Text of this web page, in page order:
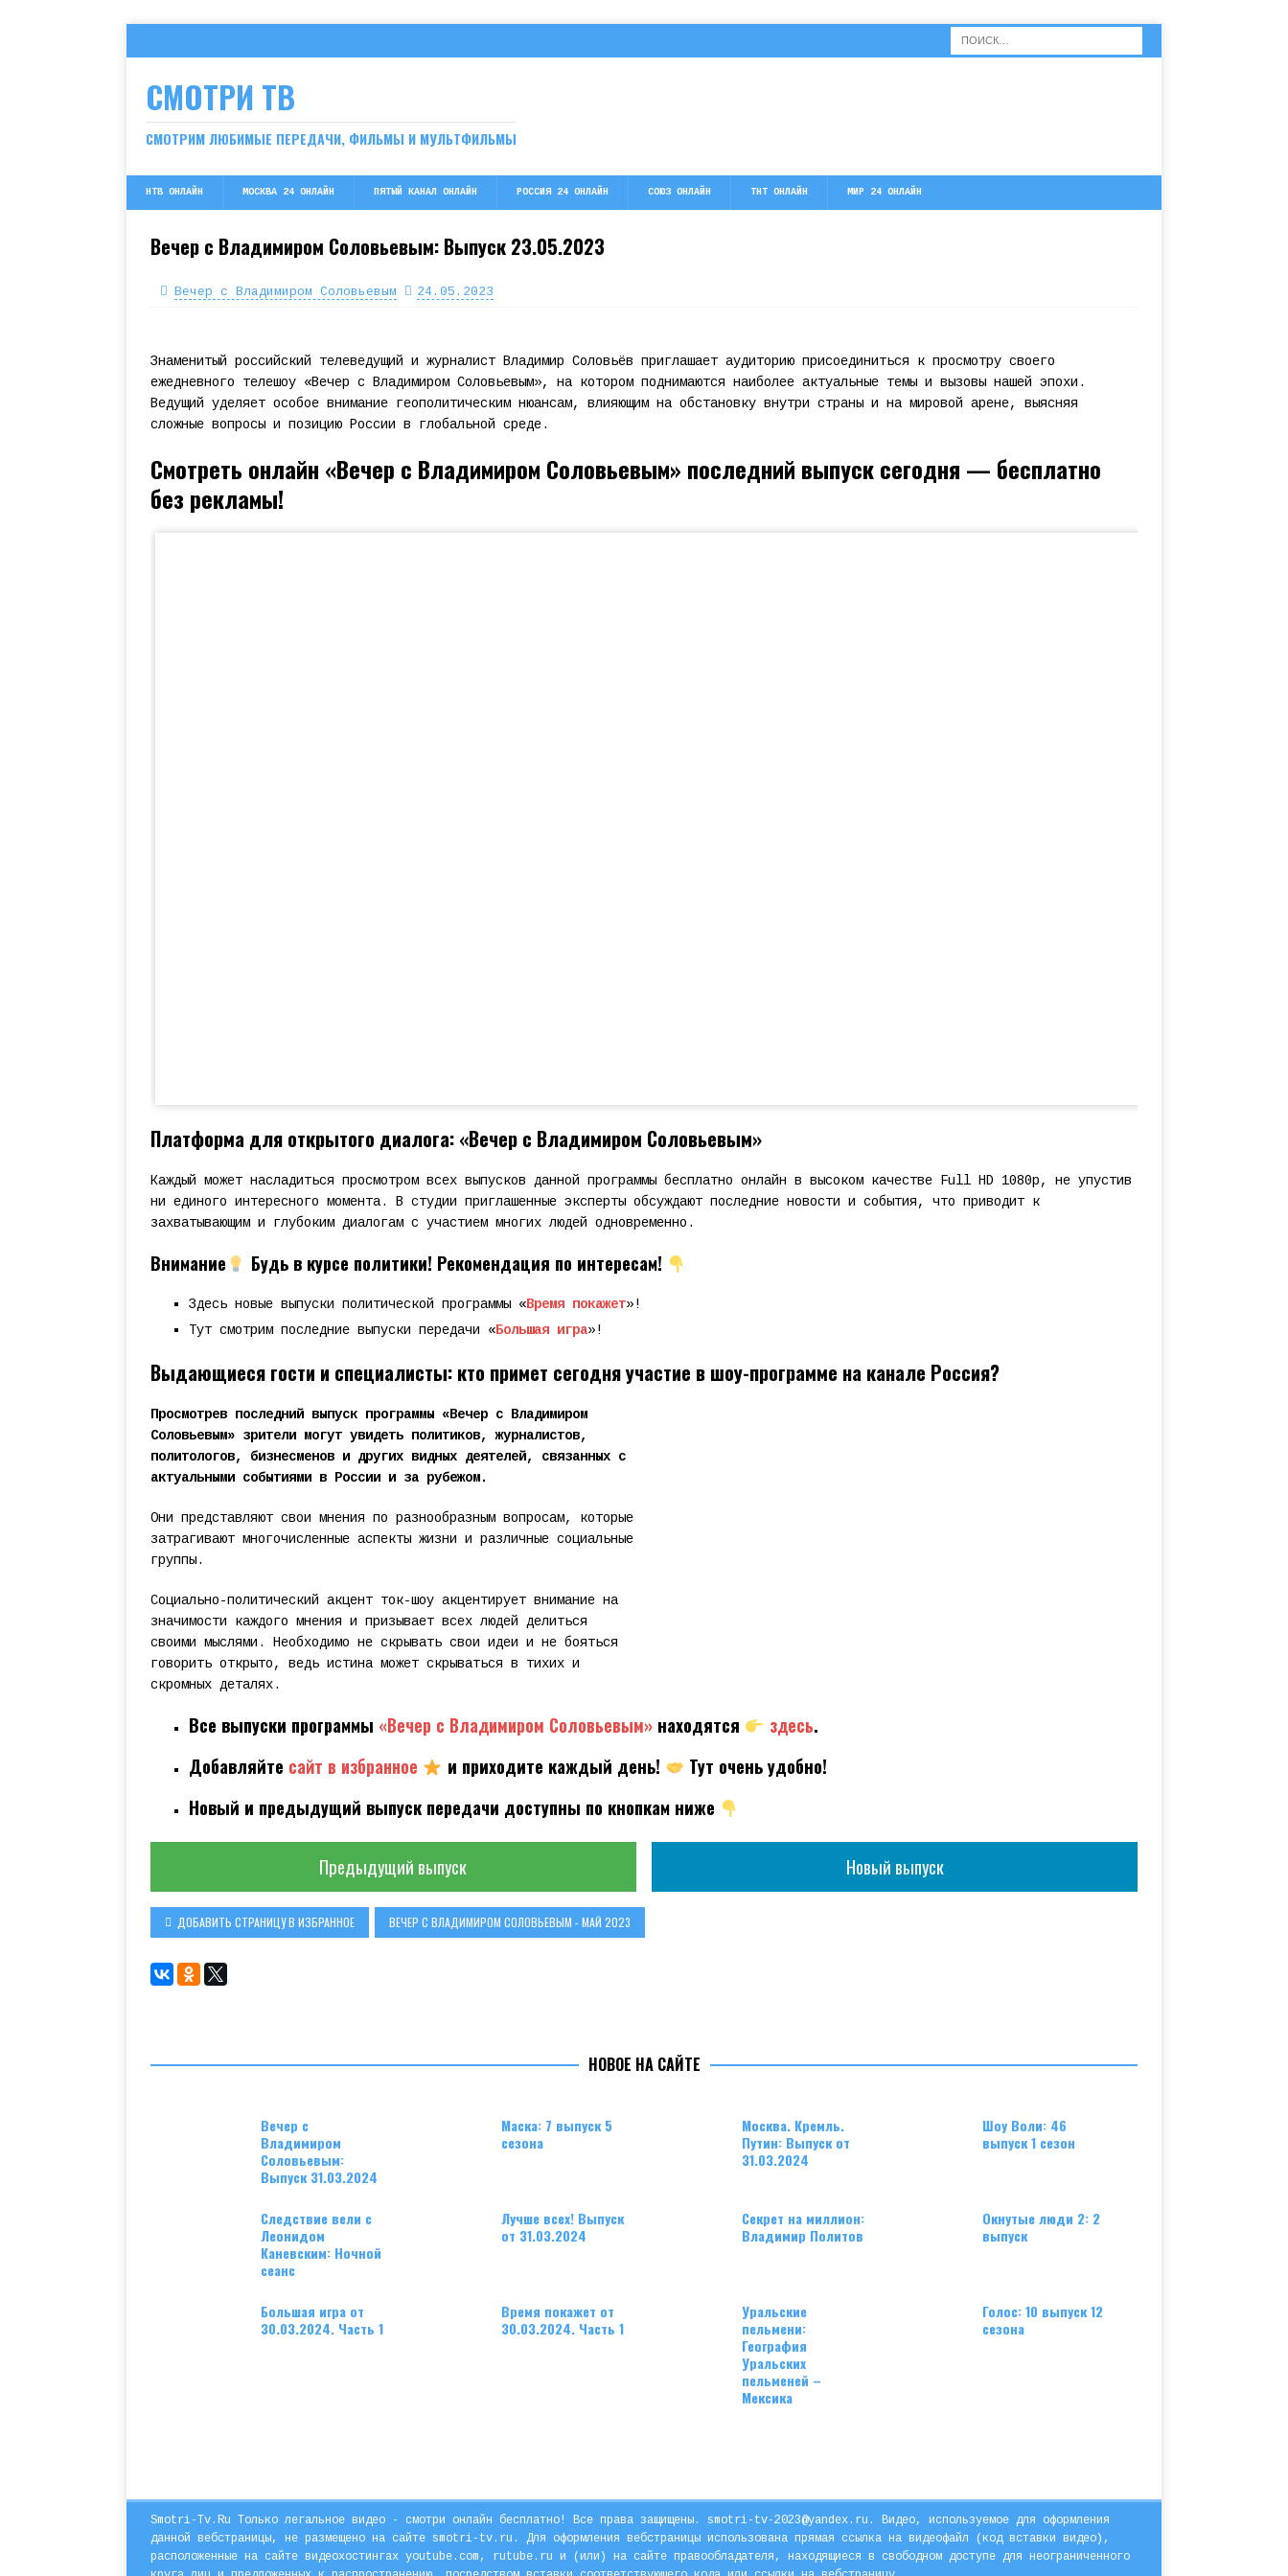
СМОТРИ ТВ
СМОТРИМ ЛЮБИМЫЕ ПЕРЕДАЧИ, ФИЛЬМЫ И МУЛЬТФИЛЬМЫ
НТВ ОНЛАЙН МОСКВА 24 ОНЛАЙН ПЯТЫЙ КАНАЛ ОНЛАЙН РОССИЯ 24 ОНЛАЙН СОЮЗ ОНЛАЙН ТНТ ОНЛАЙН МИР 24 ОНЛАЙН
Вечер с Владимиром Соловьевым: Выпуск 23.05.2023
Вечер с Владимиром Соловьевым 24.05.2023
Знаменитый российский телеведущий и журналист Владимир Соловьёв приглашает аудиторию присоединиться к просмотру своего
ежедневного телешоу «Вечер с Владимиром Соловьевым», на котором поднимаются наиболее актуальные темы и вызовы нашей эпохи.
Ведущий уделяет особое внимание геополитическим нюансам, влияющим на обстановку внутри страны и на мировой арене, выясняя
сложные вопросы и позицию России в глобальной среде.
Смотреть онлайн «Вечер с Владимиром Соловьевым» последний выпуск сегодня — бесплатно
без рекламы!
Платформа для открытого диалога: «Вечер с Владимиром Соловьевым»
Каждый может насладиться просмотром всех выпусков данной программы бесплатно онлайн в высоком качестве Full HD 1080p, не упустив
ни единого интересного момента. В студии приглашенные эксперты обсуждают последние новости и события, что приводит к
захватывающим и глубоким диалогам с участием многих людей одновременно.
Внимание Будь в курсе политики! Рекомендация по интересам!
Здесь новые выпуски политической программы «Время покажет»!
Тут смотрим последние выпуски передачи «Большая игра»!
Выдающиеся гости и специалисты: кто примет сегодня участие в шоу-программе на канале Россия?
Просмотрев последний выпуск программы «Вечер с Владимиром
Соловьевым» зрители могут увидеть политиков, журналистов,
политологов, бизнесменов и других видных деятелей, связанных с
актуальными событиями в России и за рубежом.
Они представляют свои мнения по разнообразным вопросам, которые
затрагивают многочисленные аспекты жизни и различные социальные
группы.
Социально-политический акцент ток-шоу акцентирует внимание на
значимости каждого мнения и призывает всех людей делиться
своими мыслями. Необходимо не скрывать свои идеи и не бояться
говорить открыто, ведь истина может скрываться в тихих и
скромных деталях.
Все выпуски программы «Вечер с Владимиром Соловьевым» находятся здесь.
Добавляйте сайт в избранное и приходите каждый день!
Тут очень удобно!
Новый и предыдущий выпуск передачи доступны по кнопкам ниже
Предыдущий выпуск Новый выпуск
ДОБАВИТЬ СТРАНИЦУ В ИЗБРАННОЕ ВЕЧЕР С ВЛАДИМИРОМ СОЛОВЬЕВЫМ - МАЙ 2023
НОВОЕ НА САЙТЕ
Вечер с
Владимиром
Соловьевым:
Выпуск 31.03.2024
Маска: 7 выпуск 5
сезона
Москва. Кремль.
Путин: Выпуск от
31.03.2024
Шоу Воли: 46
выпуск 1 сезон
Следствие вели с
Леонидом
Каневским: Ночной
сеанс
Лучше всех! Выпуск
от 31.03.2024
Секрет на миллион:
Владимир Политов
Окнутые люди 2: 2
выпуск
Большая игра от
30.03.2024. Часть 1
Время покажет от
30.03.2024. Часть 1
Уральские
пельмени:
География
Уральских
пельменей –
Мексика
Голос: 10 выпуск 12
сезона
Smotri-Tv.Ru Только легальное видео - смотри онлайн бесплатно! Все права защищены. smotri-tv-2023@yandex.ru. Видео, используемое для оформления
данной вебстраницы, не размещено на сайте smotri-tv.ru. Для оформления вебстраницы использована прямая ссылка на видеофайл (код вставки видео),
расположенные на сайте видеохостингах youtube.com, rutube.ru и (или) на сайте правообладателя, находящиеся в свободном доступе для неограниченного